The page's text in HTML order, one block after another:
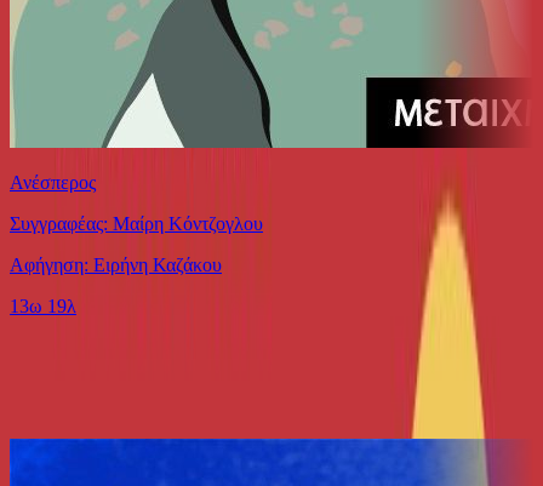
Ανέσπερος
Συγγραφέας: Μαίρη Κόντζογλου
Αφήγηση: Ειρήνη Καζάκου
13ω 19λ